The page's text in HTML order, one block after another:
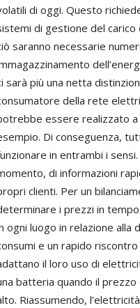
di oggi. Questo
di gestione del carico
saranno necessarie
sarà più una netta
della rete
essere realizzato a
Di conseguenza,
in entrambi i
di informazioni
clienti. Per un
i prezzi in tempo
ogni luogo in relazione alla
e un rapido
il loro uso di
batteria quando il
Riassumendo,